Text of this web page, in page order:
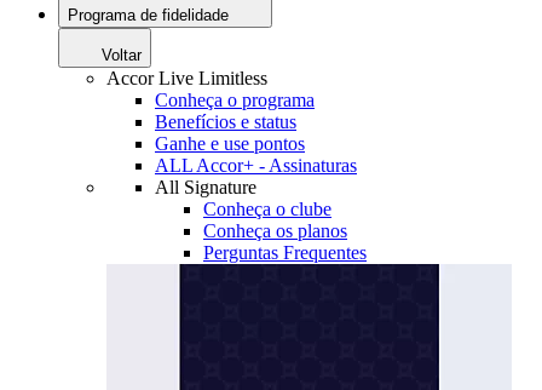
Programa de fidelidade
Voltar
Accor Live Limitless
Conheça o programa
Benefícios e status
Ganhe e use pontos
ALL Accor+ - Assinaturas
All Signature
Conheça o clube
Conheça os planos
Perguntas Frequentes